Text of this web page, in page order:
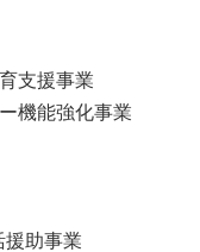
支援事業
機能強化事業
援助事業